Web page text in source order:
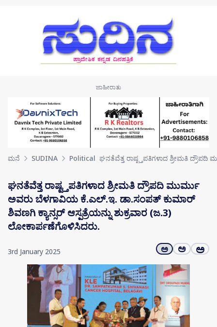
ಮನೆ SUDINA Political ಘನತೆವೆತ್ತ ರಾಷ್ಟ್ತಪತಿಗಳಾದ ಶ್ರೀಮತಿ ದ್ರೌಪದಿ
ಘನತೆವೆತ್ತ ರಾಷ್ಟ್ತಪತಿಗಳಾದ ಶ್ರೀಮತಿ ದ್ರೌಪದಿ ಮುರ್ಮು
ಅವರು ಬೆಳಗಾವಿಯ ಕೆ.ಎಲ್.ಇ. ಡಾ.ಸಂಪತ್ ಕುಮಾರ್
ಶಿವಣಗಿ ಕ್ಯಾನ್ಸರ್ ಆಸ್ಪತ್ರೆಯನ್ನು ಶುಕ್ರವಾರ (ಜ.3)
ಲೋಕಾರ್ಪಣೆಗೊಳಿಸಿದರು.
3rd January 2025 ಅ ಅ ಅ